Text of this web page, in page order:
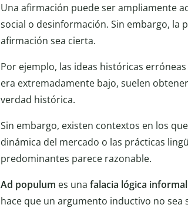
Una afirmación puede ser ampliamente
social o desinformación. Sin embargo,
afirmación sea cierta.
Por ejemplo, las ideas históricas
era extremadamente bajo, suelen
verdad histórica.
Sin embargo, existen contextos en los
dinámica del mercado o las prácticas
predominantes parece razonable.
Ad populum es una falacia lógica informal
hace que un argumento inductivo no sea